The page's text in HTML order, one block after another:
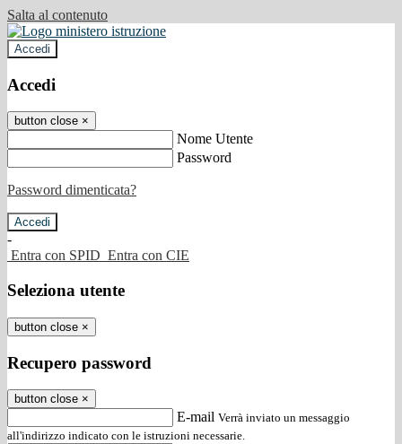
Salta al contenuto
Accedi
Accedi
button close ×
Nome Utente
Password
Password dimenticata?
-
Entra con SPID Entra con CIE
Seleziona utente
button close ×
Recupero password
button close ×
E-mail Verrà inviato un messaggio
all'indirizzo indicato con le istruzioni necessarie.